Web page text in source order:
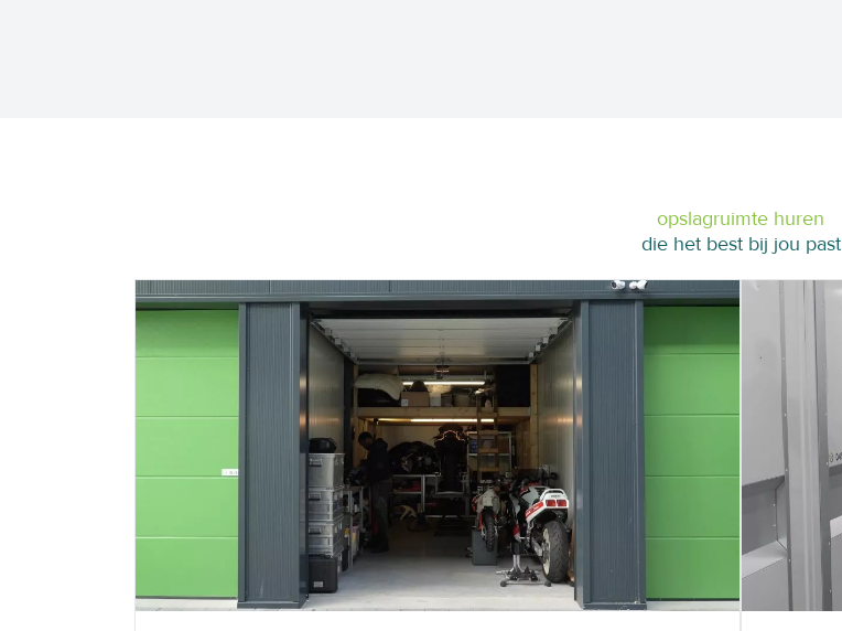
opslagruimte huren
die het best bij jou past